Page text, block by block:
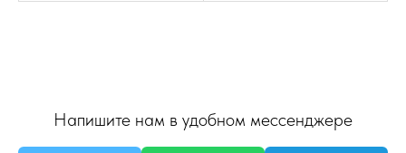
Напишите нам в удобном мессенджере